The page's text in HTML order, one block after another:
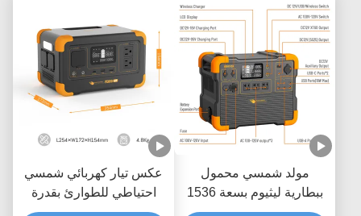
مولد شمسي محمول
ببطارية ليثيوم بسعة 1536
واط في الساعة، بقوة
عكس تيار كهربائي شمسي
احتياطي للطوارئ بقدرة
300 واط مع سعة 288 واط